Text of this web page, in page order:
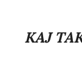
KAJ